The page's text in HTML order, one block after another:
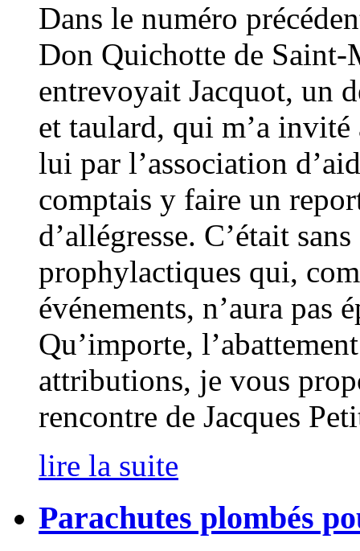
Dans le numéro
Don Quichotte de
entrevoyait Jacquot, un
et taulard, qui m’a invité
lui par l’association
comptais y faire un
d’allégresse. C’était
prophylactiques qui,
événements, n’aura pas
Qu’importe,
attributions, je vous
rencontre de Jacques
lire la suite
Parachutes plombés